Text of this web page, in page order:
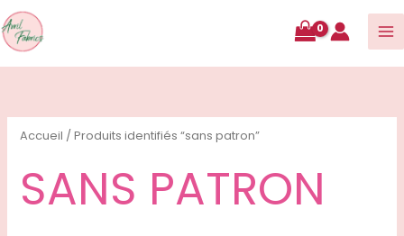
contenu
Accueil / Produits identifiés “sans patron”
SANS PATRON